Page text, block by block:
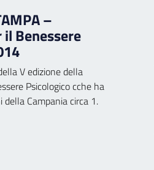
–
Benessere
V edizione della
Psicologico cche ha
Campania circa 1.